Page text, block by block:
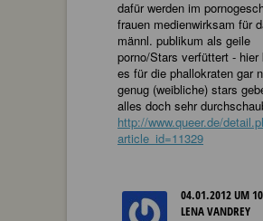
dafür werden im
frauen medienwirksam für
männl. publikum als geile
porno/Stars verfüttert - hier
es für die phallokraten gar
genug (weibliche) stars
alles doch sehr
http://www.queer.de/
article_id=11329
04.01.2012 UM
LENA VANDREY